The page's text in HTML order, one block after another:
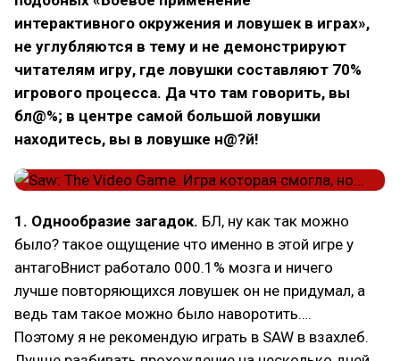
интерактивного окружения и ловушек в играх»,
не углубляются в тему и не демонстрируют
читателям игру, где ловушки составляют 70%
игрового процесса. Да что там говорить, вы
бл@%; в центре самой большой ловушки
находитесь, вы в ловушке н@?й!
1. Однообразие загадок. БЛ, ну как так можно
было? такое ощущение что именно в этой игре у
антагоВнист работало 000.1% мозга и ничего
лучше повторяющихся ловушек он не придумал, а
ведь там такое можно было наворотить….
Поэтому я не рекомендую играть в SAW в взахлеб.